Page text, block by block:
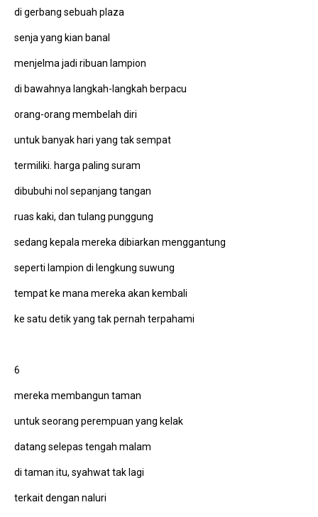
di gerbang sebuah plaza
senja yang kian banal
menjelma jadi ribuan lampion
di bawahnya langkah-langkah berpacu
orang-orang membelah diri
untuk banyak hari yang tak sempat
termiliki. harga paling suram
dibubuhi nol sepanjang tangan
ruas kaki, dan tulang punggung
sedang kepala mereka dibiarkan menggantung
seperti lampion di lengkung suwung
tempat ke mana mereka akan kembali
ke satu detik yang tak pernah terpahami
6
mereka membangun taman
untuk seorang perempuan yang kelak
datang selepas tengah malam
di taman itu, syahwat tak lagi
terkait dengan naluri